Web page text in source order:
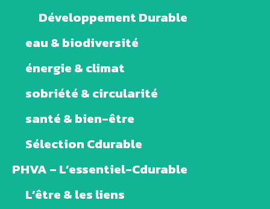
Développement Durable
eau & biodiversité
énergie & climat
sobriété & circularité
santé & bien-être
Sélection Cdurable
PHVA – L’essentiel-Cdurable
L’être & les liens